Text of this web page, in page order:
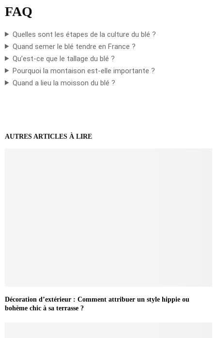
FAQ
Quelles sont les étapes de la culture du blé ?
Quand semer le blé tendre en France ?
Qu’est-ce que le tallage du blé ?
Pourquoi la montaison est-elle importante ?
Quand a lieu la moisson du blé ?
AUTRES ARTICLES À LIRE
Décoration d’extérieur : Comment attribuer un style hippie ou
bohème chic à sa terrasse ?